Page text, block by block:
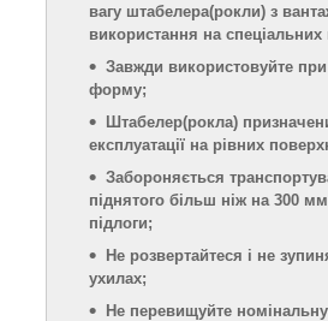
вагу штабелера(рокли) з
використання на спеціальних
Завжди використовуйте при
форму;
Штабелер(рокла)
експлуатації на рівних
Забороняється
піднятого більш ніж на 300
підлоги;
Не розвертайтеся і не
ухилах;
Не перевищуйте номінальну